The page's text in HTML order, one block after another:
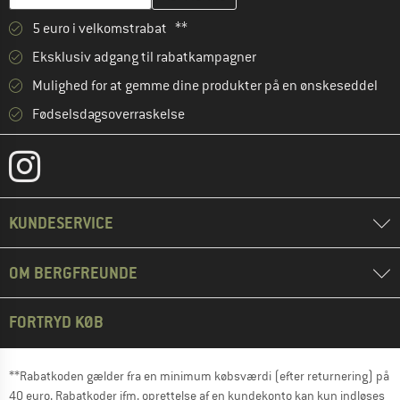
5 euro i velkomstrabat **
Eksklusiv adgang til rabatkampagner
Mulighed for at gemme dine produkter på en ønskeseddel
Fødselsdagsoverraskelse
KUNDESERVICE
OM BERGFREUNDE
FORTRYD KØB
**Rabatkoden gælder fra en minimum købsværdi (efter returnering) på
40 euro. Rabatkoder ifm. oprettelse af en kundekonto kan kun indløses